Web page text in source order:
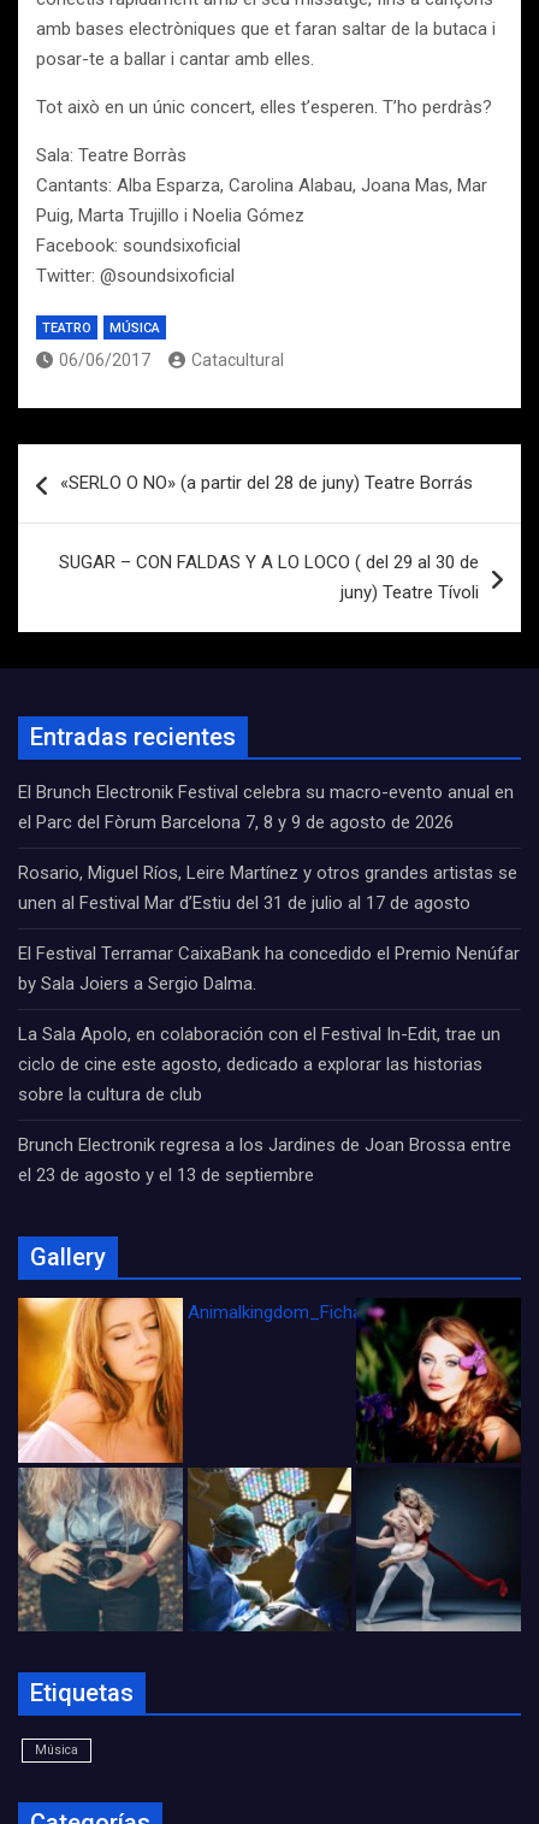
amb bases electròniques que et faran saltar de la butaca i
posar-te a ballar i cantar amb elles.
Tot això en un únic concert, elles t’esperen. T’ho perdràs?
Sala: Teatre Borràs
Cantants: Alba Esparza, Carolina Alabau, Joana Mas, Mar
Puig, Marta Trujillo i Noelia Gómez
Facebook: soundsixoficial
Twitter: @soundsixoficial
TEATRO MÚSICA
06/06/2017 Catacultural
de
«SERLO O NO» (a partir del 28 de juny) Teatre Borrás
SUGAR – CON FALDAS Y A LO LOCO ( del 29 al 30 de
juny) Teatre Tívoli
Entradas recientes
El Brunch Electronik Festival celebra su macro-evento anual en
el Parc del Fòrum Barcelona 7, 8 y 9 de agosto de 2026
Rosario, Miguel Ríos, Leire Martínez y otros grandes artistas se
unen al Festival Mar d’Estiu del 31 de julio al 17 de agosto
El Festival Terramar CaixaBank ha concedido el Premio Nenúfar
by Sala Joiers a Sergio Dalma.
La Sala Apolo, en colaboración con el Festival In-Edit, trae un
ciclo de cine este agosto, dedicado a explorar las historias
sobre la cultura de club
Brunch Electronik regresa a los Jardines de Joan Brossa entre
el 23 de agosto y el 13 de septiembre
Gallery
Animalkingdom_FichaCine
Etiquetas
Música